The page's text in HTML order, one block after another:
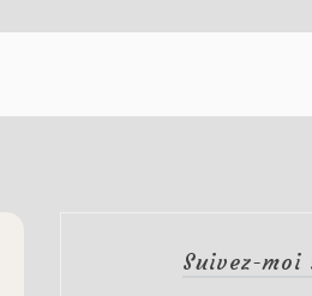
Suivez-moi